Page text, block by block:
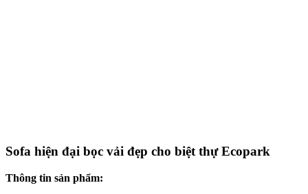
Sofa hiện đại bọc vải đẹp cho biệt thự Ecopark
Thông tin sản phẩm: